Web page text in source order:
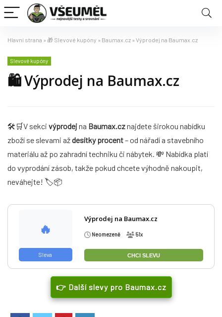
Hlavní strana » 🎁 Slevové kupóny » Baumax.cz » Výprodej na Baumax.cz
Slevové kupóny
🛍️ Výprodej na Baumax.cz
🛠️🛒V sekci výprodejna Baumax.cznajdete širokou nabídku
zboží se slevami aždesítky procent– od nářadí a stavebního
materiálu až po zahradní techniku či nábytek. 💸 Nabídka platí
do vyprodání zásob, takže pokud chcete výhodně nakoupit,
neváhejte! 🏷️📦
🔥
Sleva
Výprodej na Baumax.cz
Neomezeně 51x
CHCI SLEVU
👉 Další slevy pro Baumax.cz